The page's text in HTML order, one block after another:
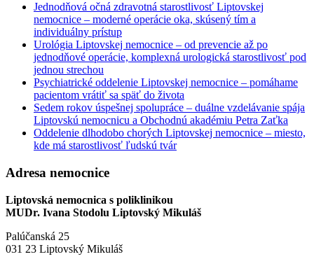
Jednodňová očná zdravotná starostlivosť Liptovskej
nemocnice – moderné operácie oka, skúsený tím a
individuálny prístup
Urológia Liptovskej nemocnice – od prevencie až po
jednodňové operácie, komplexná urologická starostlivosť pod
jednou strechou
Psychiatrické oddelenie Liptovskej nemocnice – pomáhame
pacientom vrátiť sa späť do života
Sedem rokov úspešnej spolupráce – duálne vzdelávanie spája
Liptovskú nemocnicu a Obchodnú akadémiu Petra Zaťka
Oddelenie dlhodobo chorých Liptovskej nemocnice – miesto,
kde má starostlivosť ľudskú tvár
Adresa nemocnice
Liptovská nemocnica s poliklinikou
MUDr. Ivana Stodolu Liptovský Mikuláš
Palúčanská 25
031 23 Liptovský Mikuláš